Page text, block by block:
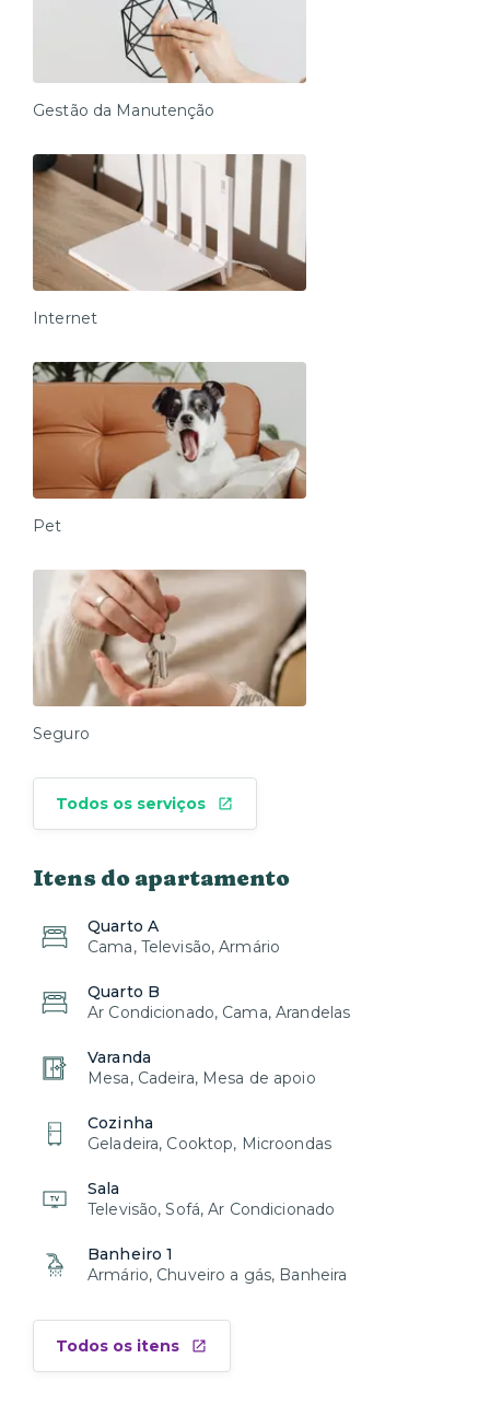
Gestão da Manutenção
Internet
Pet
Seguro
Todos os serviços
Itens do apartamento
Quarto A
Cama, Televisão, Armário
Quarto B
Ar Condicionado, Cama, Arandelas
Varanda
Mesa, Cadeira, Mesa de apoio
Cozinha
Geladeira, Cooktop, Microondas
Sala
Televisão, Sofá, Ar Condicionado
Banheiro 1
Armário, Chuveiro a gás, Banheira
Todos os itens